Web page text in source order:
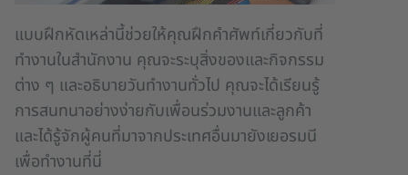
แบบฝึกหัดเหล่านี้ช่วยให้คุณฝึกคำศัพท์เกี่ยวกับที่
ทำงานในสำนักงาน คุณจะระบุสิ่งของและกิจกรรม
ต่าง ๆ และอธิบายวันทำงานทั่วไป คุณจะได้เรียนรู้
การสนทนาอย่างง่ายกับเพื่อนร่วมงานและลูกค้า
และได้รู้จักผู้คนที่มาจากประเทศอื่นมายังเยอรมนี
เพื่อทำงานที่นี่